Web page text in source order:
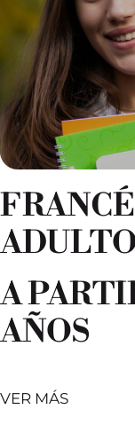
A
AÑOS
VER MÁS